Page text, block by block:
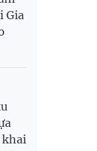
Gia
khai